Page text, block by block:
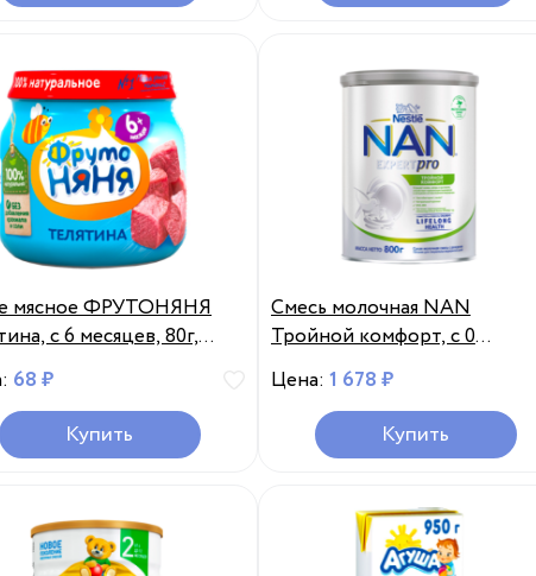
мясное ФРУТОНЯНЯ
с 6 месяцев, 80г,
80 г
68 ₽
Купить
Смесь молочная NAN
Тройной комфорт, с 0
месяцев, 800г, Германия, 800 г
Цена: 1 678 ₽
Купить